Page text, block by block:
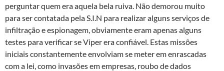
perguntar quem era aquela bela ruiva. Não demorou muito
para ser contatada pela S.I.N para realizar alguns serviços de
infiltração e espionagem, obviamente eram apenas alguns
testes para verificar se Viper era confiável. Estas missões
iniciais constantemente envolviam se meter em enrascadas
com a lei, como invasões em empresas, roubo de dados